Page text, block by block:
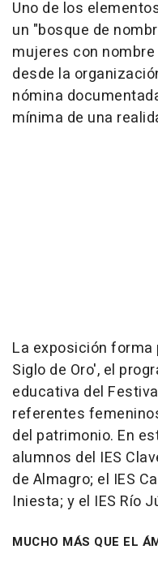
Uno de los
un "bosque de
mujeres con
desde la
nómina
mínima de una
La exposición
Siglo de Oro', el
educativa del
referentes
del patrimonio. En
alumnos del IES
de Almagro; el IES
Iniesta; y el IES Río
MUCHO MÁS QUE EL